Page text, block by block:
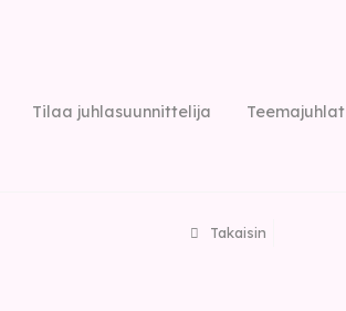
Tilaa juhlasuunnittelija Teemajuhlat
Takaisin